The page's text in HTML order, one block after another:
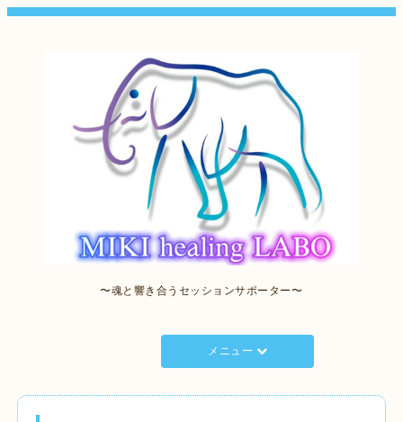
〜魂と響き合うセッションサポーター〜
メニュー